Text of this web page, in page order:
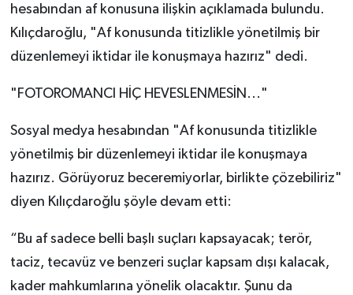
hesabından af konusuna ilişkin açıklamada bulundu.
Kılıçdaroğlu, "Af konusunda titizlikle yönetilmiş bir
düzenlemeyi iktidar ile konuşmaya hazırız" dedi.
"FOTOROMANCI HİÇ HEVESLENMESİN..."
Sosyal medya hesabından "Af konusunda titizlikle
yönetilmiş bir düzenlemeyi iktidar ile konuşmaya
hazırız. Görüyoruz beceremiyorlar, birlikte çözebiliriz"
diyen Kılıçdaroğlu şöyle devam etti:
“Bu af sadece belli başlı suçları kapsayacak; terör,
taciz, tecavüz ve benzeri suçlar kapsam dışı kalacak,
kader mahkumlarına yönelik olacaktır. Şunu da